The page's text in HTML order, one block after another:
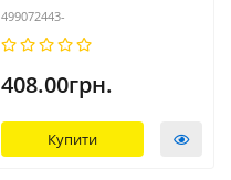
499072443-
408.00грн.
Купити